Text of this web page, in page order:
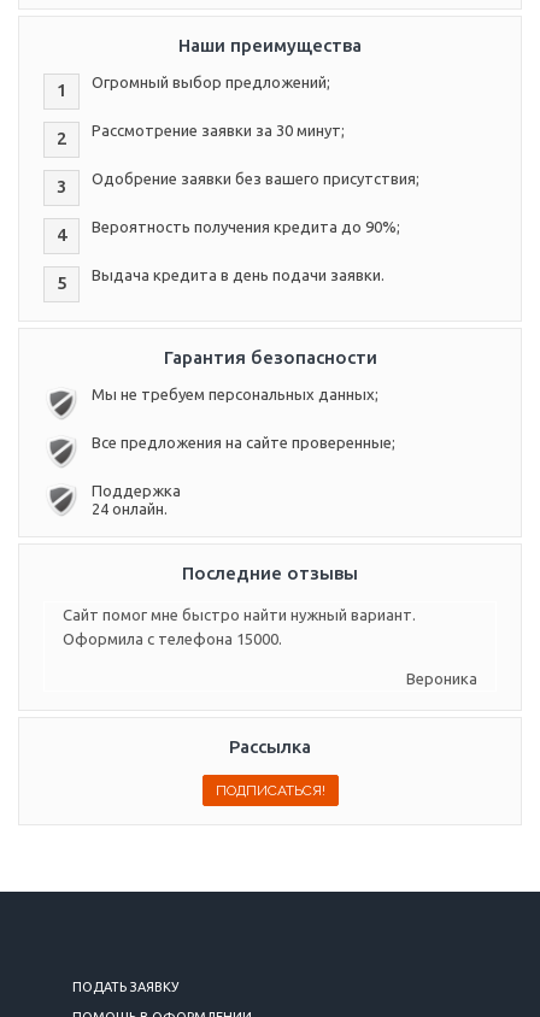
Наши преимущества
1 Огромный выбор предложений;
2 Рассмотрение заявки за 30 минут;
3 Одобрение заявки без вашего присутствия;
4 Вероятность получения кредита до 90%;
5 Выдача кредита в день подачи заявки.
Гарантия безопасности
Мы не требуем персональных данных;
Все предложения на сайте проверенные;
Поддержка
24 онлайн.
Последние отзывы
Сайт помог мне быстро найти нужный вариант.
Оформила с телефона 15000.
Вероника
Рассылка
ПОДАТЬ ЗАЯВКУ